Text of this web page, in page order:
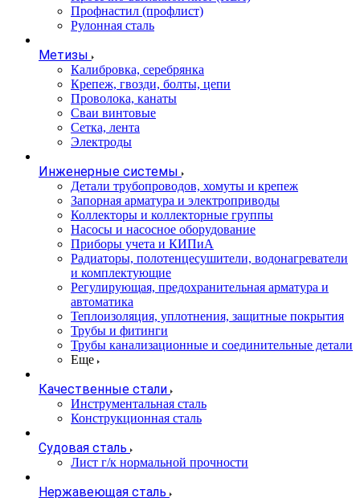
Профнастил (профлист)
Рулонная сталь
Метизы
Калибровка, серебрянка
Крепеж, гвозди, болты, цепи
Проволока, канаты
Сваи винтовые
Сетка, лента
Электроды
Инженерные системы
Детали трубопроводов, хомуты и крепеж
Запорная арматура и электроприводы
Коллекторы и коллекторные группы
Насосы и насосное оборудование
Приборы учета и КИПиА
Радиаторы, полотенцесушители, водонагреватели
и комплектующие
Регулирующая, предохранительная арматура и
автоматика
Теплоизоляция, уплотнения, защитные покрытия
Трубы и фитинги
Трубы канализационные и соединительные детали
Еще
Качественные стали
Инструментальная сталь
Конструкционная сталь
Судовая сталь
Лист г/к нормальной прочности
Нержавеющая сталь